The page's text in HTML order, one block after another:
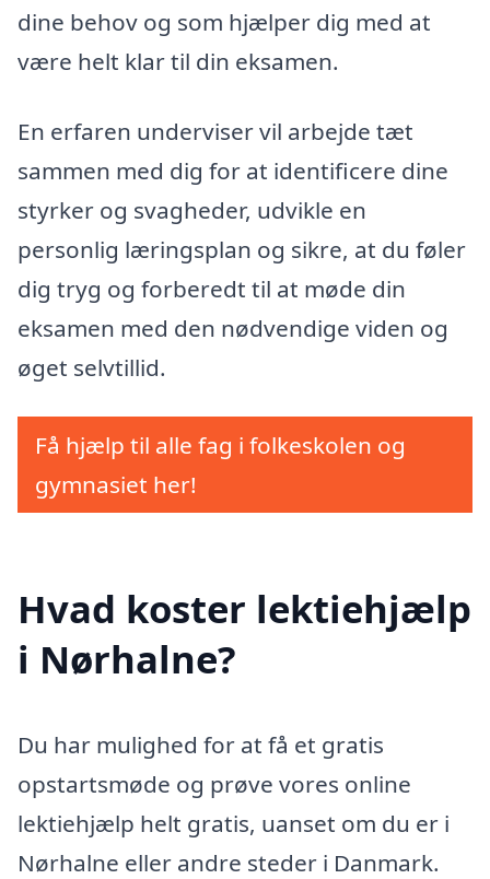
dine behov og som hjælper dig med at
være helt klar til din eksamen.
En erfaren underviser vil arbejde tæt
sammen med dig for at identificere dine
styrker og svagheder, udvikle en
personlig læringsplan og sikre, at du føler
dig tryg og forberedt til at møde din
eksamen med den nødvendige viden og
øget selvtillid.
Få hjælp til alle fag i folkeskolen og
gymnasiet her!
Hvad koster lektiehjælp
i Nørhalne?
Du har mulighed for at få et gratis
opstartsmøde og prøve vores online
lektiehjælp helt gratis, uanset om du er i
Nørhalne eller andre steder i Danmark.